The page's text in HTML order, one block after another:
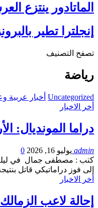
الماتادور ينتزع
إنجلترا تطير بالبرونزية
تصفح التصنيف
رياضة
Uncategorized أخبار عربية
أخر الاخبار
دراما المونديال:
admin يوليو 16, 2026
0
إلى فوز دراماتيكي قاتل بنتيجة (2-1) في
أخر الاخبار
إحالة لاعب